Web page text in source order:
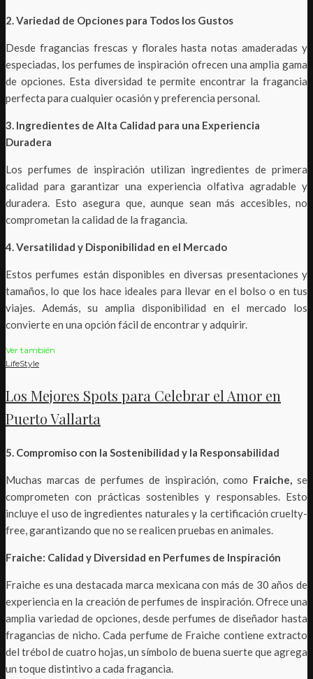
2. Variedad de Opciones para Todos los Gustos
Desde fragancias frescas y florales hasta notas amaderadas y
especiadas, los perfumes de inspiración ofrecen una amplia gama
de opciones. Esta diversidad te permite encontrar la fragancia
perfecta para cualquier ocasión y preferencia personal.
3. Ingredientes de Alta Calidad para una Experiencia
Duradera
Los perfumes de inspiración utilizan ingredientes de primera
calidad para garantizar una experiencia olfativa agradable y
duradera. Esto asegura que, aunque sean más accesibles, no
comprometan la calidad de la fragancia.
4. Versatilidad y Disponibilidad en el Mercado
Estos perfumes están disponibles en diversas presentaciones y
tamaños, lo que los hace ideales para llevar en el bolso o en tus
viajes. Además, su amplia disponibilidad en el mercado los
convierte en una opción fácil de encontrar y adquirir.
Ver también
LifeStyle
Los Mejores Spots para Celebrar el Amor en
Puerto Vallarta
5. Compromiso con la Sostenibilidad y la Responsabilidad
Muchas marcas de perfumes de inspiración, como Fraiche, se
comprometen con prácticas sostenibles y responsables. Esto
incluye el uso de ingredientes naturales y la certificación cruelty-
free, garantizando que no se realicen pruebas en animales.
Fraiche: Calidad y Diversidad en Perfumes de Inspiración
Fraiche es una destacada marca mexicana con más de 30 años de
experiencia en la creación de perfumes de inspiración. Ofrece una
amplia variedad de opciones, desde perfumes de diseñador hasta
fragancias de nicho. Cada perfume de Fraiche contiene extracto
del trébol de cuatro hojas, un símbolo de buena suerte que agrega
un toque distintivo a cada fragancia.